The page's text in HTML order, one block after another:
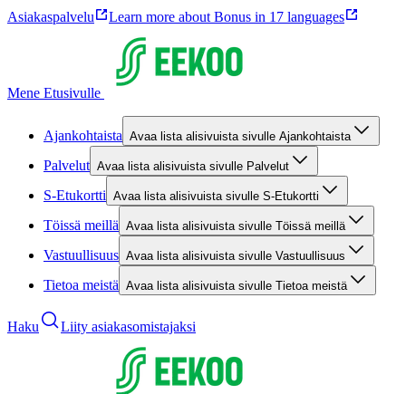
Asiakaspalvelu Learn more about Bonus in 17 languages
Mene Etusivulle
Ajankohtaista Avaa lista alisivuista sivulle Ajankohtaista
Palvelut Avaa lista alisivuista sivulle Palvelut
S-Etukortti Avaa lista alisivuista sivulle S-Etukortti
Töissä meillä Avaa lista alisivuista sivulle Töissä meillä
Vastuullisuus Avaa lista alisivuista sivulle Vastuullisuus
Tietoa meistä Avaa lista alisivuista sivulle Tietoa meistä
Haku Liity asiakasomistajaksi